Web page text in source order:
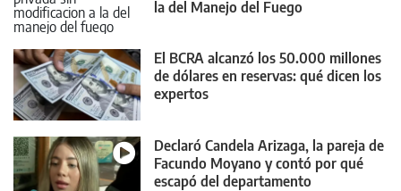
la del Manejo del Fuego
El BCRA alcanzó los 50.000 millones
de dólares en reservas: qué dicen los
expertos
Declaró Candela Arizaga, la pareja de
Facundo Moyano y contó por qué
escapó del departamento